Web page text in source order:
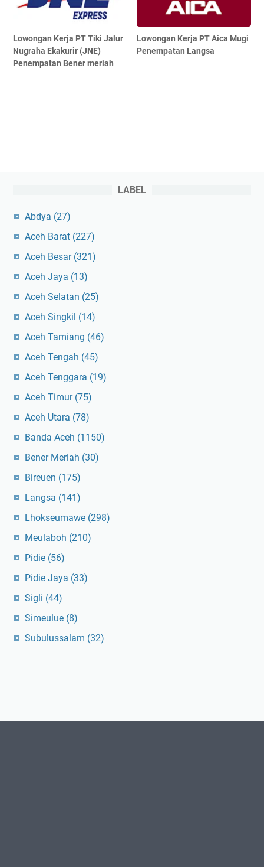
Lowongan Kerja PT Tiki Jalur
Nugraha Ekakurir (JNE)
Penempatan Bener meriah
Lowongan Kerja PT Aica Mugi
Penempatan Langsa
LABEL
Abdya (27)
Aceh Barat (227)
Aceh Besar (321)
Aceh Jaya (13)
Aceh Selatan (25)
Aceh Singkil (14)
Aceh Tamiang (46)
Aceh Tengah (45)
Aceh Tenggara (19)
Aceh Timur (75)
Aceh Utara (78)
Banda Aceh (1150)
Bener Meriah (30)
Bireuen (175)
Langsa (141)
Lhokseumawe (298)
Meulaboh (210)
Pidie (56)
Pidie Jaya (33)
Sigli (44)
Simeulue (8)
Subulussalam (32)